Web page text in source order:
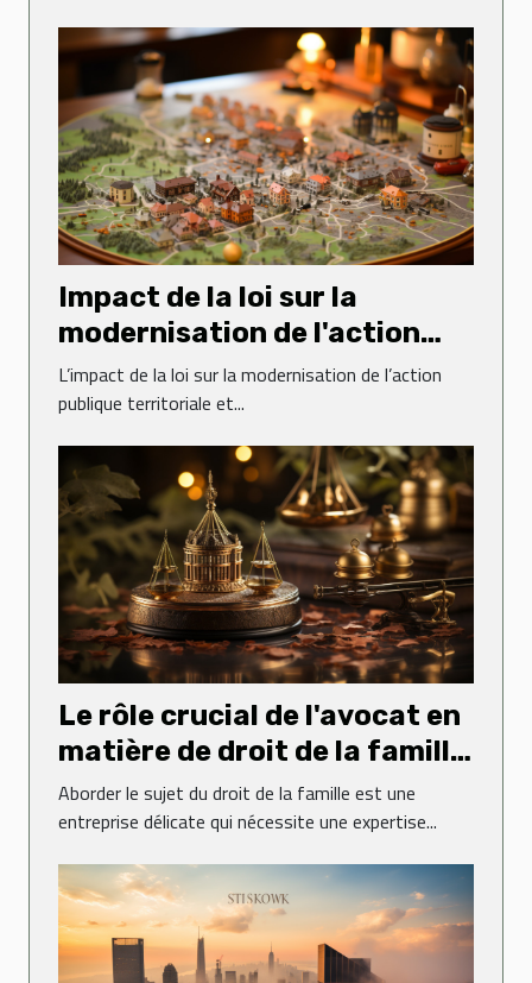
Impact de la loi sur la
modernisation de l'action
publique territoriale et
d'affirmation des métropoles
sur le droit administratif
L’impact de la loi sur la modernisation de l’action
publique territoriale et...
Le rôle crucial de l'avocat en
matière de droit de la famille
: une perspective de l'étude
d'avocats Poitout
Aborder le sujet du droit de la famille est une
entreprise délicate qui nécessite une expertise...